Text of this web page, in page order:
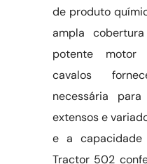
de produto
ampla
potente
cavalos
necessária
extensos e
e a
Tractor 502